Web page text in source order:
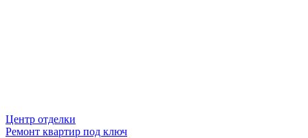
Центр отделки
Ремонт квартир под ключ